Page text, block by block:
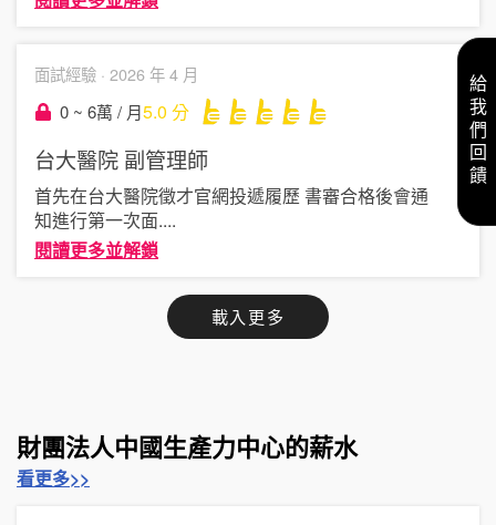
面試經驗 · 2026 年 4 月
0 ~ 6萬 / 月5.0 分
台大醫院 副管理師
首先在台大醫院徵才官網投遞履歷 書審合格後會通
知進行第一次面....
閱讀更多並解鎖
載入更多
財團法人中國生產力中心的薪水
看更多>>
給我們回饋